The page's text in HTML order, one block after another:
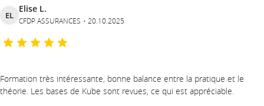
EL
Elise L.
CFDP ASSURANCES 20.10.2025
Formation très intéressante, bonne balance entre la pratique et le
théorie. Les bases de Kube sont revues, ce qui est appréciable.